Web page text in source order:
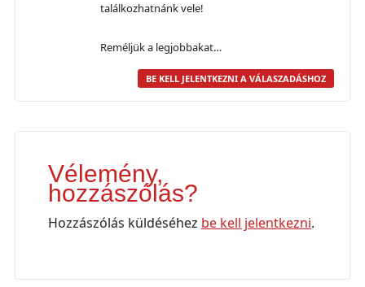
találkozhatnánk vele!
Reméljük a legjobbakat…
BE KELL JELENTKEZNI A VÁLASZADÁSHOZ
Vélemény,
hozzászólás?
Hozzászólás küldéséhez be kell jelentkezni.